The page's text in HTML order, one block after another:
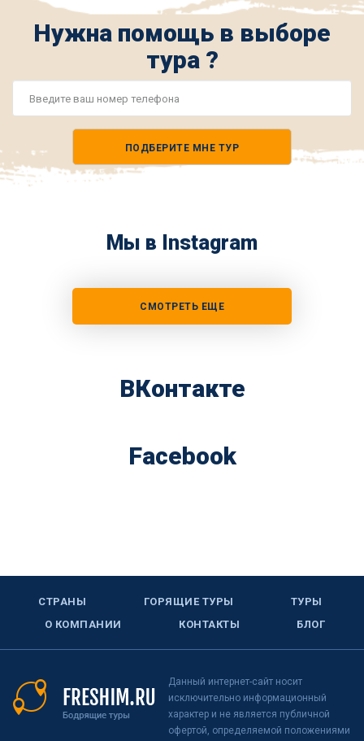
Нужна помощь в выборе
тура ?
ПОДБЕРИТЕ МНЕ ТУР
Мы в Instagram
СМОТРЕТЬ ЕЩЕ
ВКонтакте
Facebook
СТРАНЫ ГОРЯЩИЕ ТУРЫ
ТУРЫ
О КОМПАНИИ
КОНТАКТЫ БЛОГ
Данный интернет-сайт носит
исключительно информационный
характер и не является публичной
офертой, определяемой положениями